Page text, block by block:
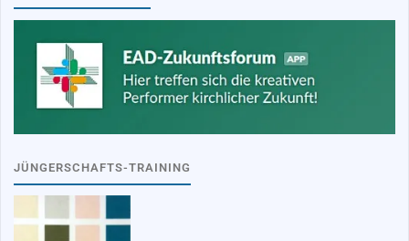
JÜNGERSCHAFTS-TRAINING